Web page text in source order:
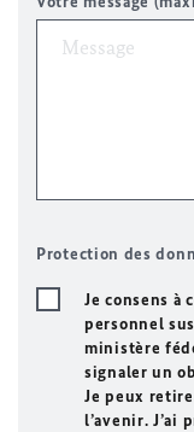
Protection des
Je consens à
personnel
ministère
signaler un
Je peux
l’avenir. J’ai